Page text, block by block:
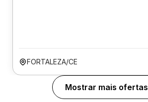
FORTALEZA/CE
Mostrar mais ofertas